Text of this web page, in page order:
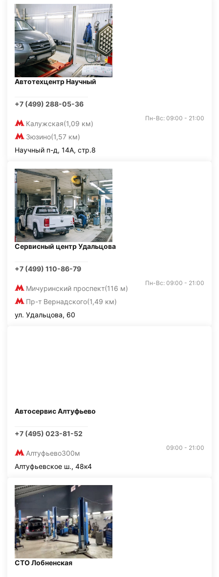
Автотехцентр Научный
+7 (499) 288-05-36
Калужская(1,09 км)
Зюзино(1,57 км)
Пн-Вс: 09:00 - 21:00
Научный п-д, 14А, стр.8
Сервисный центр Удальцова
+7 (499) 110-86-79
Мичуринский проспект(116 м)
Пр-т Вернадского(1,49 км)
Пн-Вс: 09:00 - 21:00
ул. Удальцова, 60
Автосервис Алтуфьево
+7 (495) 023-81-52
Алтуфьево300м
09:00 - 21:00
Алтуфьевское ш., 48к4
СТО Лобненская